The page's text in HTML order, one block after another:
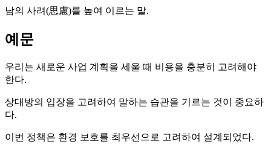
남의 사려(思慮)를 높여 이르는 말.
예문
우리는 새로운 사업 계획을 세울 때 비용을 충분히 고려해야
한다.
상대방의 입장을 고려하여 말하는 습관을 기르는 것이 중요하
다.
이번 정책은 환경 보호를 최우선으로 고려하여 설계되었다.